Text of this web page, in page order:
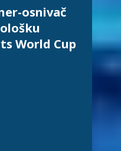
osnivač
World Cup